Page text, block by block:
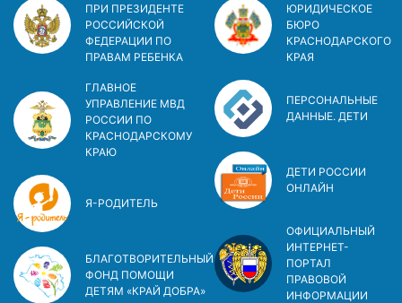
ПРИ ПРЕЗИДЕНТЕ
РОССИЙСКОЙ
ФЕДЕРАЦИИ ПО
ПРАВАМ РЕБЕНКА
ГЛАВНОЕ
УПРАВЛЕНИЕ МВД
РОССИИ ПО
КРАСНОДАРСКОМУ
КРАЮ
Я-РОДИТЕЛЬ
БЛАГОТВОРИТЕЛЬНЫЙ
ФОНД ПОМОЩИ
ДЕТЯМ «КРАЙ ДОБРА»
ЮРИДИЧЕСКОЕ
БЮРО
КРАСНОДАРСКОГО
КРАЯ
ПЕРСОНАЛЬНЫЕ
ДАННЫЕ. ДЕТИ
ДЕТИ РОССИИ
ОНЛАЙН
ОФИЦИАЛЬНЫЙ
ИНТЕРНЕТ-
ПОРТАЛ
ПРАВОВОЙ
ИНФОРМАЦИИ